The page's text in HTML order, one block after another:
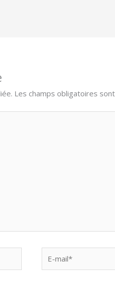
Les champs obligatoires
mail*